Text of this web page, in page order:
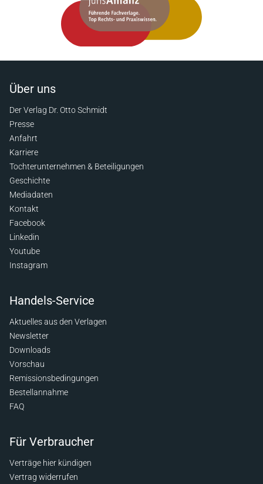
Über uns
Der Verlag Dr. Otto Schmidt
Presse
Anfahrt
Karriere
Tochterunternehmen & Beteiligungen
Geschichte
Mediadaten
Kontakt
Facebook
Linkedin
Youtube
Instagram
Handels-Service
Aktuelles aus den Verlagen
Newsletter
Downloads
Vorschau
Remissionsbedingungen
Bestellannahme
FAQ
Für Verbraucher
Verträge hier kündigen
Vertrag widerrufen